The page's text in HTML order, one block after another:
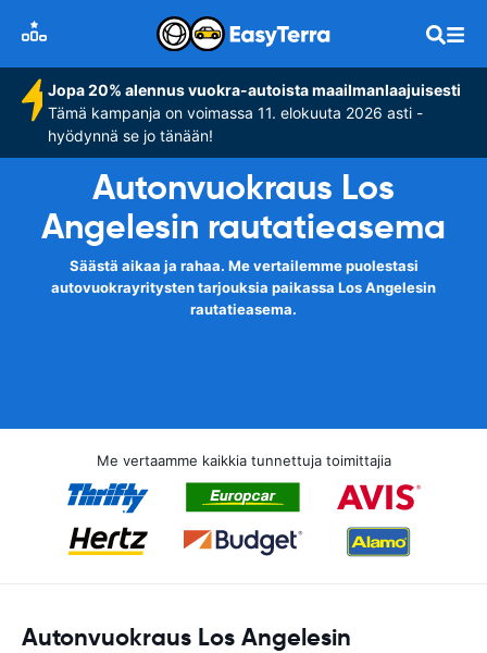
Jopa 20% alennus vuokra-autoista maailmanlaajuisesti
Tämä kampanja on voimassa 11. elokuuta 2026 asti -
hyödynnä se jo tänään!
Autonvuokraus Los
Angelesin rautatieasema
Säästä aikaa ja rahaa. Me vertailemme puolestasi
autovuokrayritysten tarjouksia paikassa Los Angelesin
rautatieasema.
Me vertaamme kaikkia tunnettuja toimittajia
Autonvuokraus Los Angelesin